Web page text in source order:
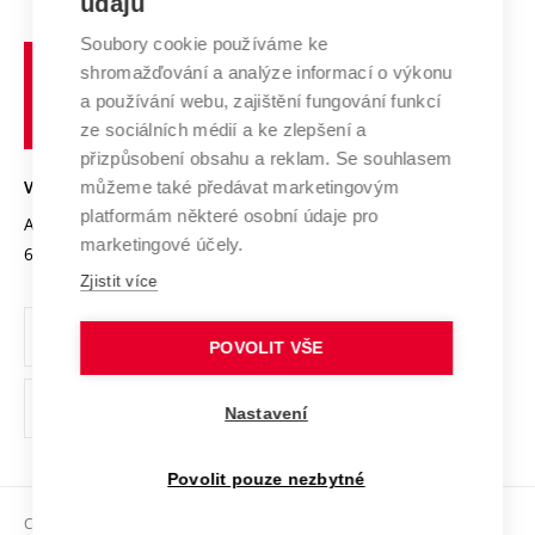
Systém zajišťování kvality výzkumu
Výzkumné infrastruktury
Transfer znalostí
Open Science
Projekty
Projekty ze strukturálních fondů
Specifický výzkum
Spolupráce se školami
Služby univerzity
Mezinárodní dohody
Univerzitní sítě
Profil univerzity
Udržitelná univerzita
Podnikavá univerzita / ContriBUTe
Bezpečná univerzita
Vyznamenání
Organizační struktura
Ochrana osobních údajů
odkaz)
Sociální bezpečí
učení
technické
VYSOKÉ UČENÍ TECHNICKÉ V BRNĚ
Antonínská 548/1
602 00 Brno
www.vut.cz
vut@vutbr.cz
Copyright © 2026 VUT
Soubory cookie používáme ke
shromažďování a analýze informací o výkonu
a používání webu, zajištění fungování funkcí
ze sociálních médií a ke zlepšení a
přizpůsobení obsahu a reklam. Se souhlasem
můžeme také předávat marketingovým
platformám některé osobní údaje pro
marketingové účely.
Zjistit více
POVOLIT VŠE
Nastavení
Povolit pouze nezbytné